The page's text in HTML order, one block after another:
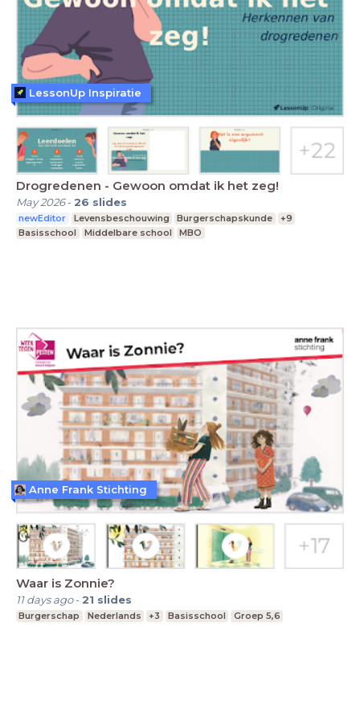
Drogredenen - Gewoon omdat ik het zeg!
May 2026- 26 slides
newEditor Levensbeschouwing Burgerschapskunde
+9
Basisschool
Middelbare school MBO
LessonUp Inspiratie
Waar is Zonnie?
11 days ago- 21 slides
Burgerschap Nederlands +3 Basisschool Groep 5,6
Anne Frank Stichting